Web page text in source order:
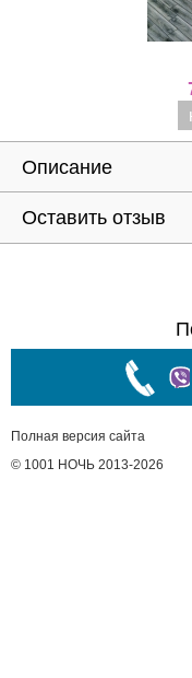
Описание
Оставить отзыв
Полная версия сайта
© 1001 НОЧЬ 2013-2026